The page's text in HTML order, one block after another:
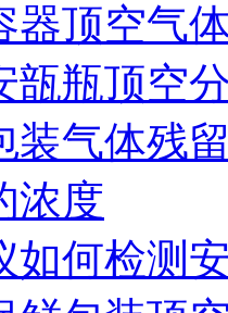
器顶空气
瓿瓶顶空
装气体残
浓度
如何检测